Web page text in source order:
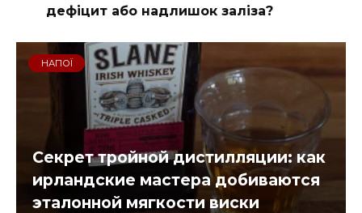
дефіцит або надлишок заліза?
НАПОЇ
Секрет тройной дистилляции: как
ирландские мастера добиваются
эталонной мягкости виски